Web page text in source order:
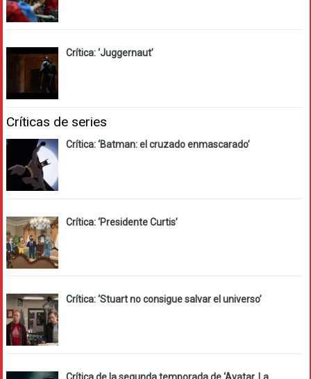
Crítica: ‘Juggernaut’
Críticas de series
Crítica: ‘Batman: el cruzado enmascarado’
Crítica: ‘Presidente Curtis’
Crítica: ‘Stuart no consigue salvar el universo’